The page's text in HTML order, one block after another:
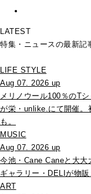
LATEST
特集・ニュースの最新記
LIFE STYLE
Aug 07. 2026 up
メリノウール100％のT
が栄・unlike.にて開催。
も。
MUSIC
Aug 07. 2026 up
今池・Cane Caneと大大
ギャラリー・DELIが物
ART